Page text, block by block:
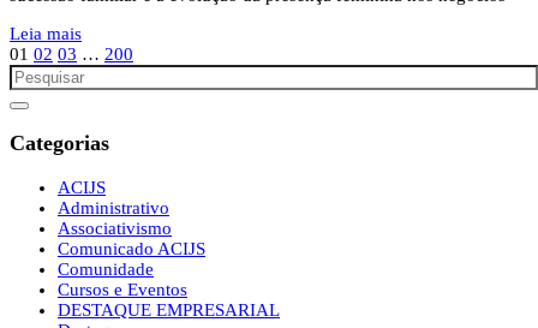
Leia mais
01 02 03 … 200
Categorias
ACIJS
Administrativo
Associativismo
Comunicado ACIJS
Comunidade
Cursos e Eventos
DESTAQUE EMPRESARIAL